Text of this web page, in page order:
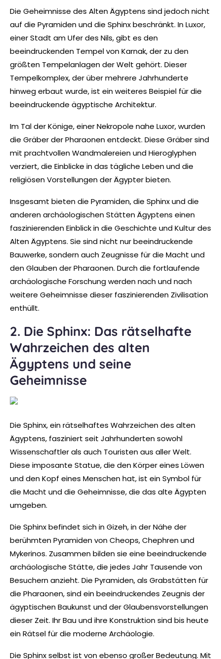
Die Geheimnisse des Alten Ägyptens sind jedoch nicht
auf die Pyramiden und die Sphinx beschränkt. In Luxor,
einer Stadt am Ufer des Nils, gibt es den
beeindruckenden Tempel von Karnak, der zu den
größten Tempelanlagen der Welt gehört. Dieser
Tempelkomplex, der über mehrere Jahrhunderte
hinweg erbaut wurde, ist ein weiteres Beispiel für die
beeindruckende ägyptische Architektur.
Im Tal der Könige, einer Nekropole nahe Luxor, wurden
die Gräber der Pharaonen entdeckt. Diese Gräber sind
mit prachtvollen Wandmalereien und Hieroglyphen
verziert, die Einblicke in das tägliche Leben und die
religiösen Vorstellungen der Ägypter bieten.
Insgesamt bieten die Pyramiden, die Sphinx und die
anderen archäologischen Stätten Ägyptens einen
faszinierenden Einblick in die Geschichte und Kultur des
Alten Ägyptens. Sie sind nicht nur beeindruckende
Bauwerke, sondern auch Zeugnisse für die Macht und
den Glauben der Pharaonen. Durch die fortlaufende
archäologische Forschung werden nach und nach
weitere Geheimnisse dieser faszinierenden Zivilisation
enthüllt.
2. Die Sphinx: Das rätselhafte
Wahrzeichen des alten
Ägyptens und seine
Geheimnisse
Die Sphinx, ein rätselhaftes Wahrzeichen des alten
Ägyptens, fasziniert seit Jahrhunderten sowohl
Wissenschaftler als auch Touristen aus aller Welt.
Diese imposante Statue, die den Körper eines Löwen
und den Kopf eines Menschen hat, ist ein Symbol für
die Macht und die Geheimnisse, die das alte Ägypten
umgeben.
Die Sphinx befindet sich in Gizeh, in der Nähe der
berühmten Pyramiden von Cheops, Chephren und
Mykerinos. Zusammen bilden sie eine beeindruckende
archäologische Stätte, die jedes Jahr Tausende von
Besuchern anzieht. Die Pyramiden, als Grabstätten für
die Pharaonen, sind ein beeindruckendes Zeugnis der
ägyptischen Baukunst und der Glaubensvorstellungen
dieser Zeit. Ihr Bau und ihre Konstruktion sind bis heute
ein Rätsel für die moderne Archäologie.
Die Sphinx selbst ist von ebenso großer Bedeutung. Mit